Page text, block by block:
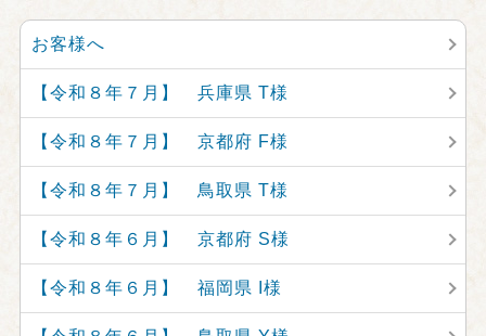
お客様へ
【令和８年７月】 兵庫県 T様
【令和８年７月】 京都府 F様
【令和８年７月】 鳥取県 T様
【令和８年６月】 京都府 S様
【令和８年６月】 福岡県 I様